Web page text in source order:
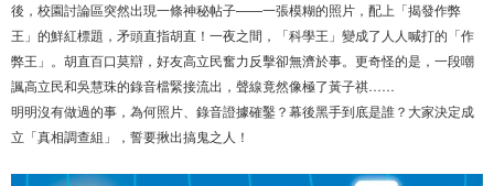
後，校園討論區突然出現一條神秘帖子——一張模糊的照片，配上「揭發作弊
王」的鮮紅標題，矛頭直指胡直！一夜之間，「科學王」變成了人人喊打的「作
弊王」。胡直百口莫辯，好友高立民奮力反擊卻無濟於事。更奇怪的是，一段嘲
諷高立民和吳慧珠的錄音檔緊接流出，聲線竟然像極了黃子祺……
明明沒有做過的事，為何照片、錄音證據確鑿？幕後黑手到底是誰？大家決定成
立「真相調查組」，誓要揪出搞鬼之人！